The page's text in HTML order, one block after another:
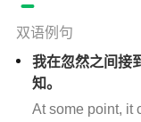
双语例句
我在忽然之间接
知。
At some point, it